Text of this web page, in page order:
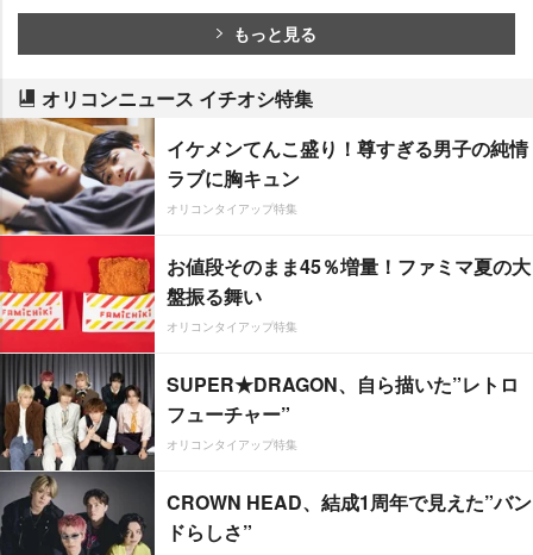
もっと見る
オリコンニュース イチオシ特集
イケメンてんこ盛り！尊すぎる男子の純情
ラブに胸キュン
オリコンタイアップ特集
お値段そのまま45％増量！ファミマ夏の大
盤振る舞い
オリコンタイアップ特集
SUPER★DRAGON、自ら描いた”レトロ
フューチャー”
オリコンタイアップ特集
CROWN HEAD、結成1周年で見えた”バン
ドらしさ”